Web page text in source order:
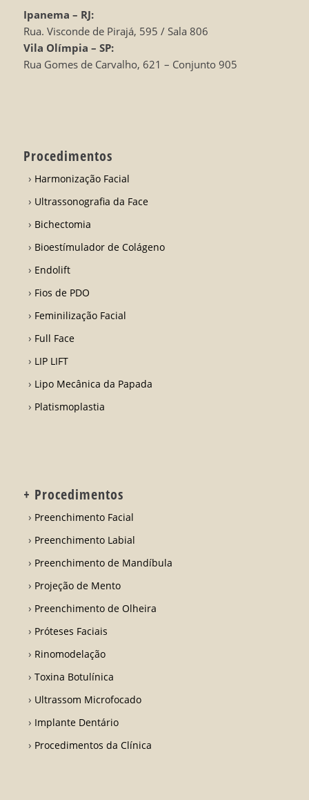
Ipanema – RJ:
Rua. Visconde de Pirajá, 595 / Sala 806
Vila Olímpia – SP:
Rua Gomes de Carvalho, 621 – Conjunto 905
Procedimentos
Harmonização Facial
Ultrassonografia da Face
Bichectomia
Bioestímulador de Colágeno
Endolift
Fios de PDO
Feminilização Facial
Full Face
LIP LIFT
Lipo Mecânica da Papada
Platismoplastia
+ Procedimentos
Preenchimento Facial
Preenchimento Labial
Preenchimento de Mandíbula
Projeção de Mento
Preenchimento de Olheira
Próteses Faciais
Rinomodelação
Toxina Botulínica
Ultrassom Microfocado
Implante Dentário
Procedimentos da Clínica